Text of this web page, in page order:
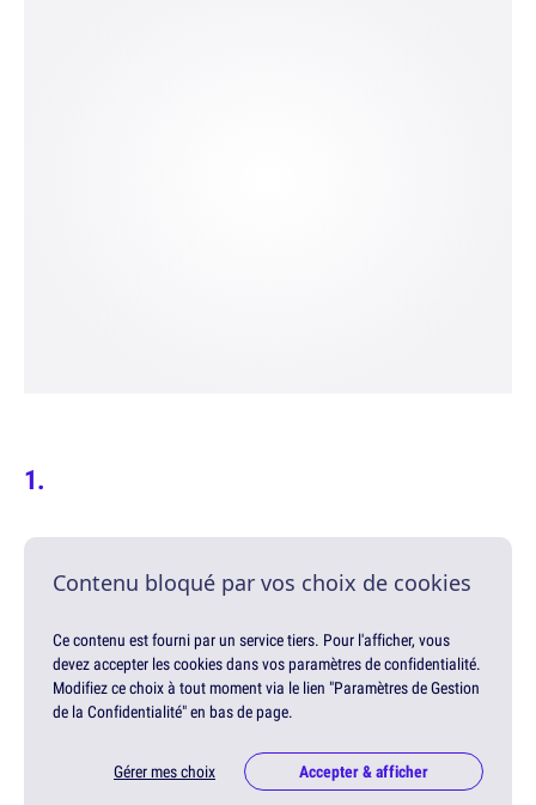
Contenu bloqué par vos choix de cookies
Ce contenu est fourni par un service tiers. Pour l'afficher, vous
devez accepter les cookies dans vos paramètres de confidentialité.
Modifiez ce choix à tout moment via le lien "Paramètres de Gestion
de la Confidentialité" en bas de page.
Gérer mes choix Accepter & afficher